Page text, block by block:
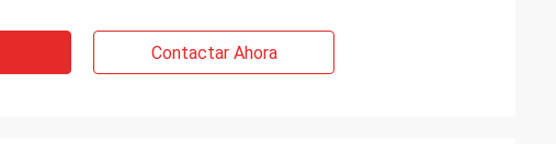
Contactar Ahora